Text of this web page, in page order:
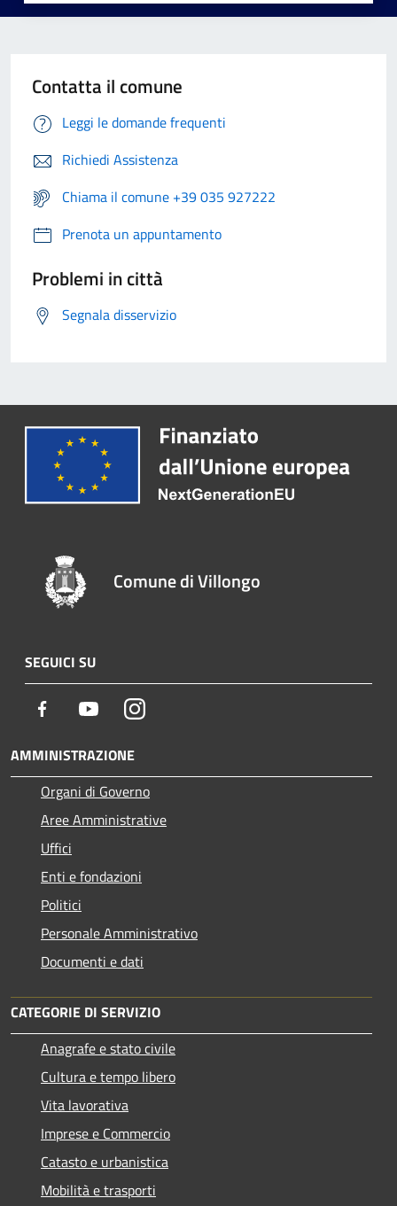
Contatta il comune
Leggi le domande frequenti
Richiedi Assistenza
Chiama il comune +39 035 927222
Prenota un appuntamento
Problemi in città
Segnala disservizio
Comune di Villongo
SEGUICI SU
Facebook YoutubeInstagram
AMMINISTRAZIONE
Organi di Governo
Aree Amministrative
Uffici
Enti e fondazioni
Politici
Personale Amministrativo
Documenti e dati
CATEGORIE DI SERVIZIO
Anagrafe e stato civile
Cultura e tempo libero
Vita lavorativa
Imprese e Commercio
Catasto e urbanistica
Mobilità e trasporti